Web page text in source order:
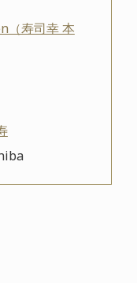
（寿司幸 本